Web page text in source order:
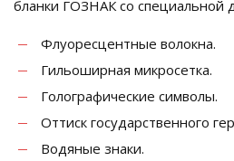
бланки ГОЗНАК со специальной
Флуоресцентные волокна.
Гильоширная микросетка.
Голографические символы.
Оттиск государственного
Водяные знаки.